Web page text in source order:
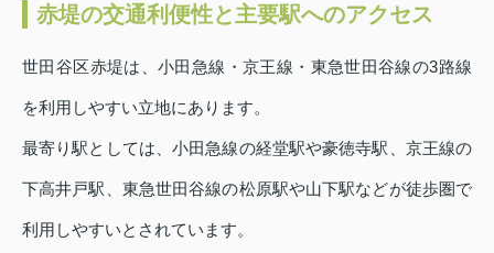
赤堤の交通利便性と主要駅へのアクセス
世田谷区赤堤は、小田急線・京王線・東急世田谷線の3路線
を利用しやすい立地にあります。
最寄り駅としては、小田急線の経堂駅や豪徳寺駅、京王線の
下高井戸駅、東急世田谷線の松原駅や山下駅などが徒歩圏で
利用しやすいとされています。